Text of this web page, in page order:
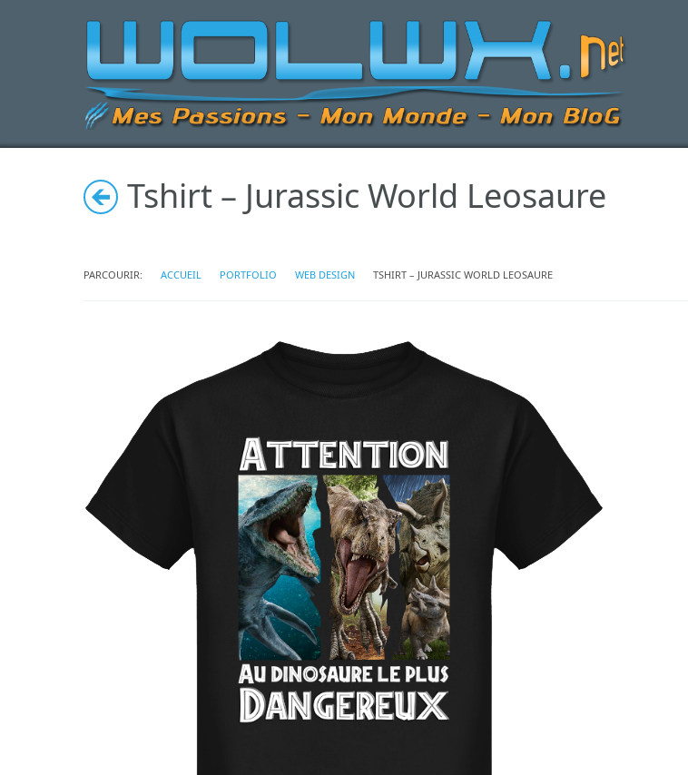
Tshirt – Jurassic World Leosaure
PARCOURIR: ACCUEIL PORTFOLIO WEB DESIGN TSHIRT – JURASSIC WORLD LEOSAURE